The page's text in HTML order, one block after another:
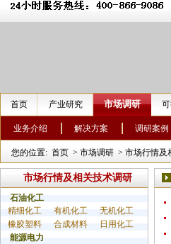
首页 产业研究 市场调研
业务介绍 解决方案 调研案例
您的位置: 首页 > 市场调研 > 市场行情及
市场行情及相关技术调研
石油化工
精细化工
有机化工
无机化工
橡胶塑料
合成材料
日用化工
能源电力